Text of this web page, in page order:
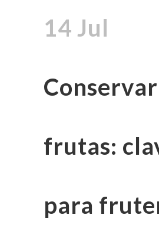
14 Jul
Conservar
frutas:
para